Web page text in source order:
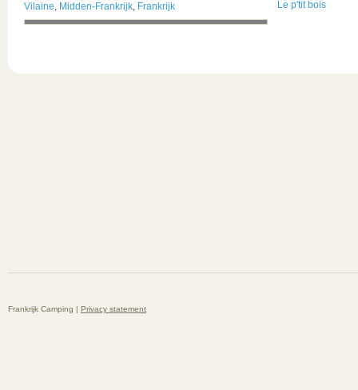
Vilaine, Midden-Frankrijk, Frankrijk Le p'tit bois
Frankrijk Camping | Privacy statement